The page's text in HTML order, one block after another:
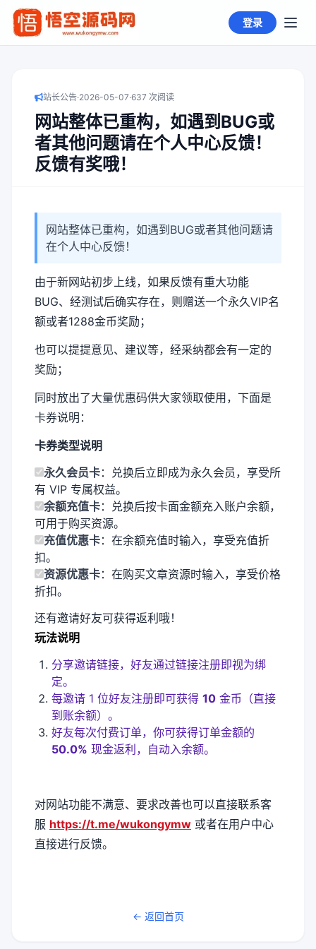
登录
站长公告·2026-05-07·637 次阅读
网站整体已重构，如遇到BUG或
者其他问题请在个人中心反馈！
反馈有奖哦！
网站整体已重构，如遇到BUG或者其他问题请
在个人中心反馈！
由于新网站初步上线，如果反馈有重大功能
BUG、经测试后确实存在，则赠送一个永久VIP名
额或者1288金币奖励；
也可以提提意见、建议等，经采纳都会有一定的
奖励；
同时放出了大量优惠码供大家领取使用，下面是
卡券说明：
卡券类型说明
永久会员卡：兑换后立即成为永久会员，享受所
有 VIP 专属权益。
余额充值卡：兑换后按卡面金额充入账户余额，
可用于购买资源。
充值优惠卡：在余额充值时输入，享受充值折
扣。
资源优惠卡：在购买文章资源时输入，享受价格
折扣。
还有邀请好友可获得返利哦！
玩法说明
分享邀请链接，好友通过链接注册即视为绑
定。
每邀请 1 位好友注册即可获得 10 金币（直接
到账余额）。
好友每次付费订单，你可获得订单金额的
50.0% 现金返利，自动入余额。
对网站功能不满意、要求改善也可以直接联系客
服 https://t.me/wukongymw 或者在用户中心
直接进行反馈。
← 返回首页